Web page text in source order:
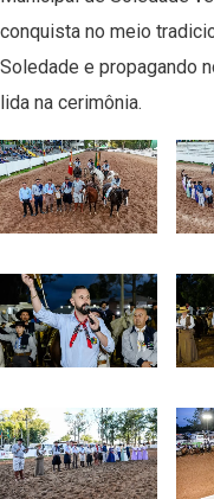
conquista no meio
Soledade e propagando
lida na cerimônia.